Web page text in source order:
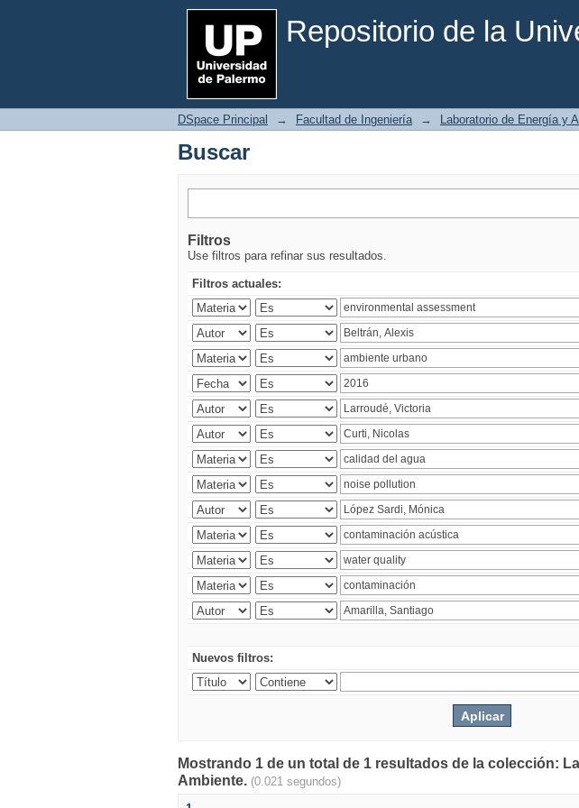
Repositorio de la
Buscar
DSpace Principal → Facultad de Ingeniería → Laboratorio de Energía y
Buscar
Filtros
Use filtros para refinar sus resultados.
Filtros actuales:
Nuevos filtros:
Mostrando 1 de un total de 1 resultados de la colección:
Ambiente. (0.021 segundos)